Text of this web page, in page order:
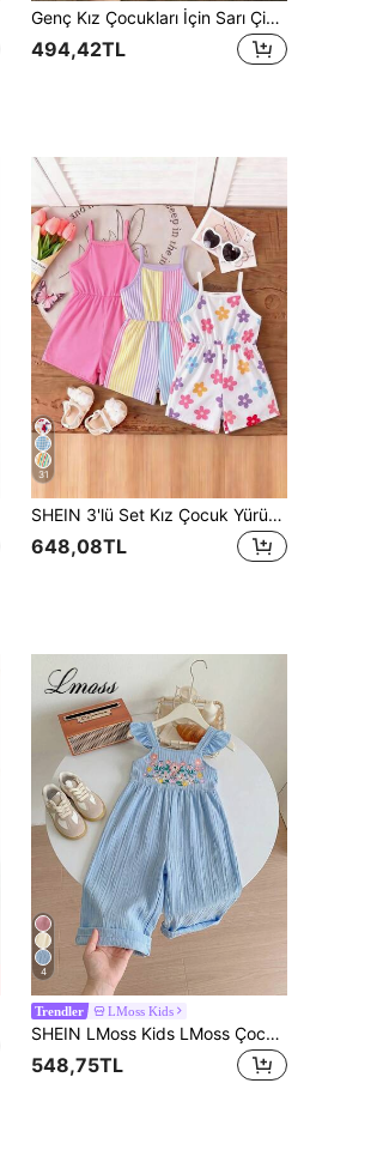
Genç Kız Çocukları İçin Sarı Çiçek Desenli, Fiyonklu Kolsuz Tulum, Yaz 2026
494,42TL
31
SHEIN 3'lü Set Kız Çocuk Yürümeye Başlayanlar İçin Yazlık Yeni Çizgili Çiçekli Tüm Baskılı Düz Renk Dar Kesim Tulum Şort, Sade Çok Yönlü Moda Tatil Stili
648,08TL
4
Trendler LMoss Kids
SHEIN LMoss Kids LMoss Çocuk Genç Kız Örme Düz Renk Kolsuz Nakışlı Bol Günlük Askılı Tulum
548,75TL